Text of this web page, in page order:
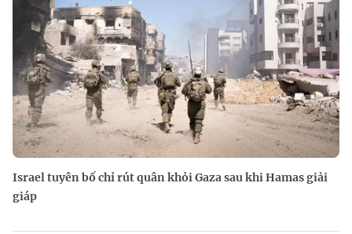
Israel tuyên bố chỉ rút quân khỏi Gaza sau khi Hamas giải
giáp